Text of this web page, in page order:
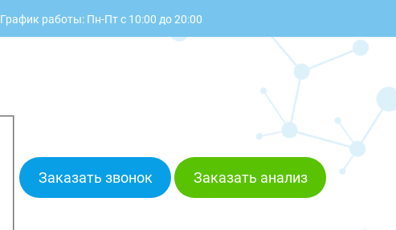
График работы: Пн-Пт с 10:00 до 20:00
Заказать звонок Заказать анализ